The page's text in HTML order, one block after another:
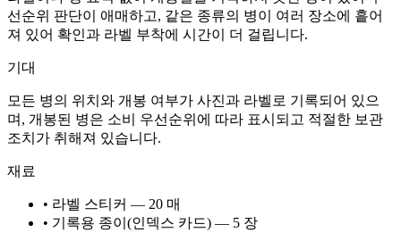
선순위 판단이 애매하고, 같은 종류의 병이 여러 장소에 흩어
져 있어 확인과 라벨 부착에 시간이 더 걸립니다.
기대
모든 병의 위치와 개봉 여부가 사진과 라벨로 기록되어 있으
며, 개봉된 병은 소비 우선순위에 따라 표시되고 적절한 보관
조치가 취해져 있습니다.
재료
• 라벨 스티커 — 20 매
• 기록용 종이(인덱스 카드) — 5 장